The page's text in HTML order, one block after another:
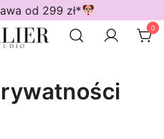
od 299 zł*
0